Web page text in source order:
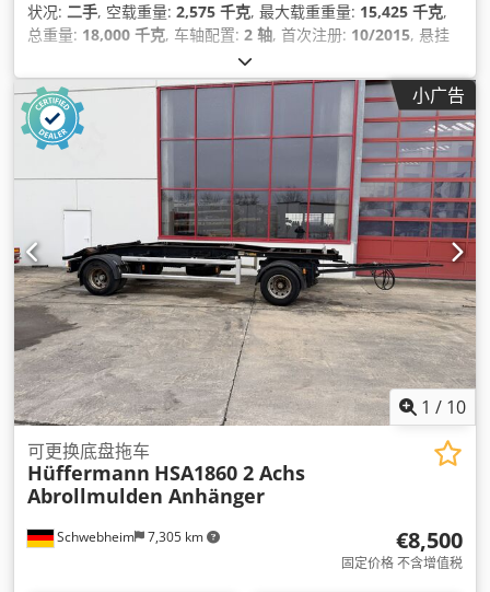
状况: 二手, 空载重量: 2,575 千克, 最大载重重量: 15,425 千克,
总重量: 18,000 千克, 车轴配置: 2 轴, 首次注册: 10/2015, 悬挂
385/65 R 22,5
他, 前轮轮胎规格:385/65 R 22,5, 后轮轮胎尺寸:385/65 R
22,5, 驾驶室: , 排放等级:
压缩空气制动器, 防抱死
制动系统 (ABS)
小广告
1 / 10
Schwebheim 7,305 km
可更换底盘拖车
Hüffermann HSA1860 2 Achs
Abrollmulden Anhänger
€8,500
固定价格 不含增值税